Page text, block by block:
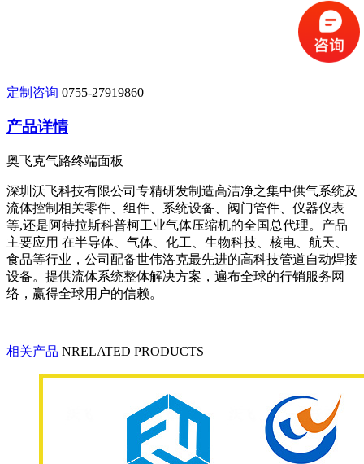
定制咨询 0755-27919860
产品详情
奥飞克气路终端面板
深圳沃飞科技有限公司专精研发制造高洁净之集中供气系统及
流体控制相关零件、组件、系统设备、阀门管件、仪器仪表
等,还是阿特拉斯科普柯工业气体压缩机的全国总代理。产品
主要应用 在半导体、气体、化工、生物科技、核电、航天、
食品等行业，公司配备世伟洛克最先进的高科技管道自动焊接
设备。提供流体系统整体解决方案，遍布全球的行销服务网
络，赢得全球用户的信赖。
相关产品 NRELATED PRODUCTS